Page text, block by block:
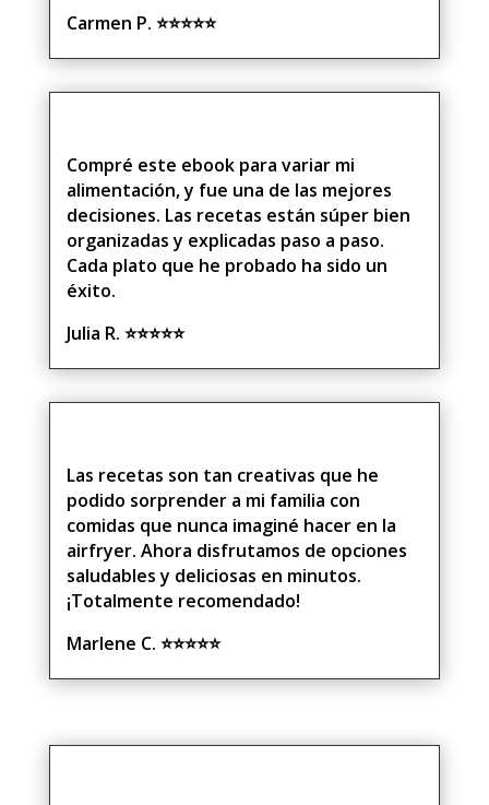
Carmen P. ⭐⭐⭐⭐⭐
Compré este ebook para variar mi
alimentación, y fue una de las mejores
decisiones. Las recetas están súper bien
organizadas y explicadas paso a paso.
Cada plato que he probado ha sido un
éxito.
Julia R. ⭐⭐⭐⭐⭐
Las recetas son tan creativas que he
podido sorprender a mi familia con
comidas que nunca imaginé hacer en la
airfryer. Ahora disfrutamos de opciones
saludables y deliciosas en minutos.
¡Totalmente recomendado!
Marlene C. ⭐⭐⭐⭐⭐